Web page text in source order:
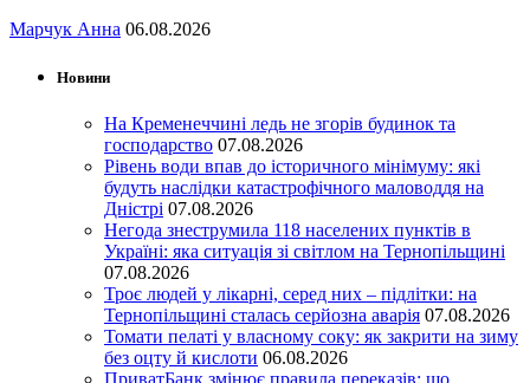
Марчук Анна 06.08.2026
Новини
На Кременеччині ледь не згорів будинок та
господарство 07.08.2026
Рівень води впав до історичного мінімуму: які
будуть наслідки катастрофічного маловоддя на
Дністрі 07.08.2026
Негода знеструмила 118 населених пунктів в
Україні: яка ситуація зі світлом на Тернопільщині
07.08.2026
Троє людей у лікарні, серед них – підлітки: на
Тернопільщині сталась серйозна аварія 07.08.2026
Томати пелаті у власному соку: як закрити на зиму
без оцту й кислоти 06.08.2026